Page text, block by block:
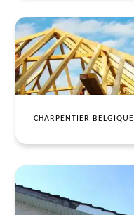
CHARPENTIER BELGIQUE